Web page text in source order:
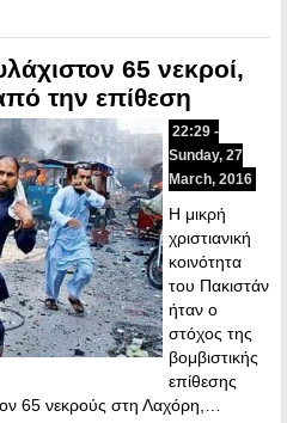
65 νεκροί,
την επίθεση
22:29 -
Sunday, 27
March, 2016
Η μικρή
χριστιανική
κοινότητα
του Πακιστάν
ήταν ο
στόχος της
βομβιστικής
επίθεσης
65 νεκρούς στη Λαχόρη,…